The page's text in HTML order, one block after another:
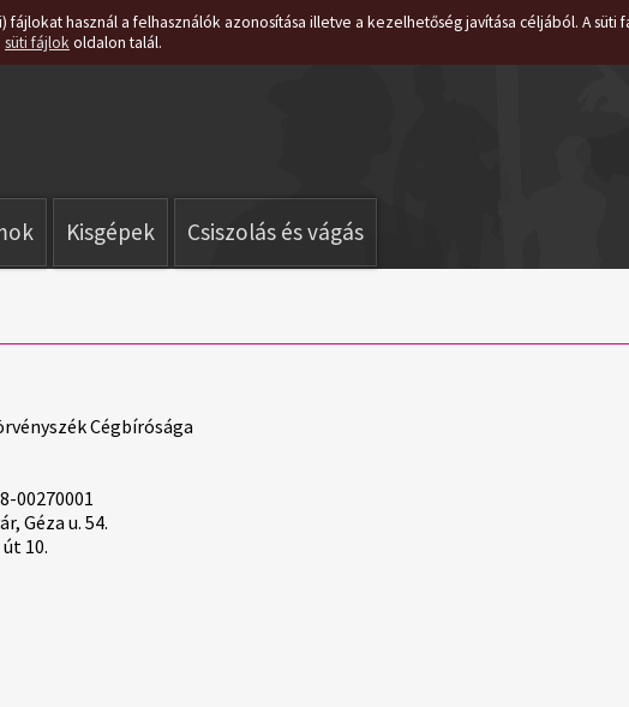
használ a felhasználók azonosítása illetve a kezelhetőség javítása céljából. A
süti fájlok oldalon talál.
Kisgépek Csiszolás és vágás
Cégbírósága
00270001
Géza u. 54.
10.